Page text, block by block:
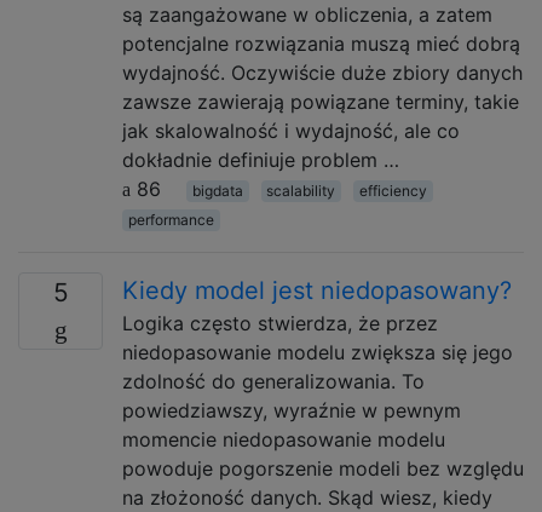
są zaangażowane w obliczenia, a zatem
potencjalne rozwiązania muszą mieć dobrą
wydajność. Oczywiście duże zbiory danych
zawsze zawierają powiązane terminy, takie
jak skalowalność i wydajność, ale co
dokładnie definiuje problem …
86
bigdata scalability
efficiency
performance
5 Kiedy model jest niedopasowany?
Logika często stwierdza, że ​​przez
niedopasowanie modelu zwiększa się jego
zdolność do generalizowania. To
powiedziawszy, wyraźnie w pewnym
momencie niedopasowanie modelu
powoduje pogorszenie modeli bez względu
na złożoność danych. Skąd wiesz, kiedy